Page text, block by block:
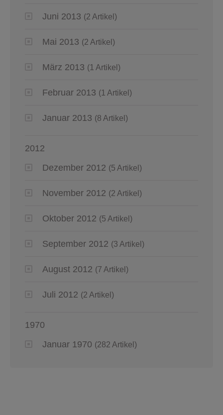
Juni 2013 (2 Artikel)
Mai 2013 (2 Artikel)
März 2013 (1 Artikel)
Februar 2013 (1 Artikel)
Januar 2013 (8 Artikel)
2012
Dezember 2012 (5 Artikel)
November 2012 (2 Artikel)
Oktober 2012 (5 Artikel)
September 2012 (3 Artikel)
August 2012 (7 Artikel)
Juli 2012 (2 Artikel)
1970
Januar 1970 (282 Artikel)